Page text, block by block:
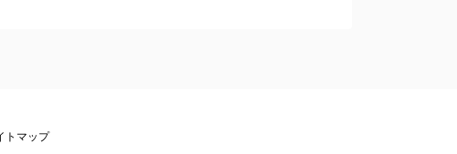
トマップ